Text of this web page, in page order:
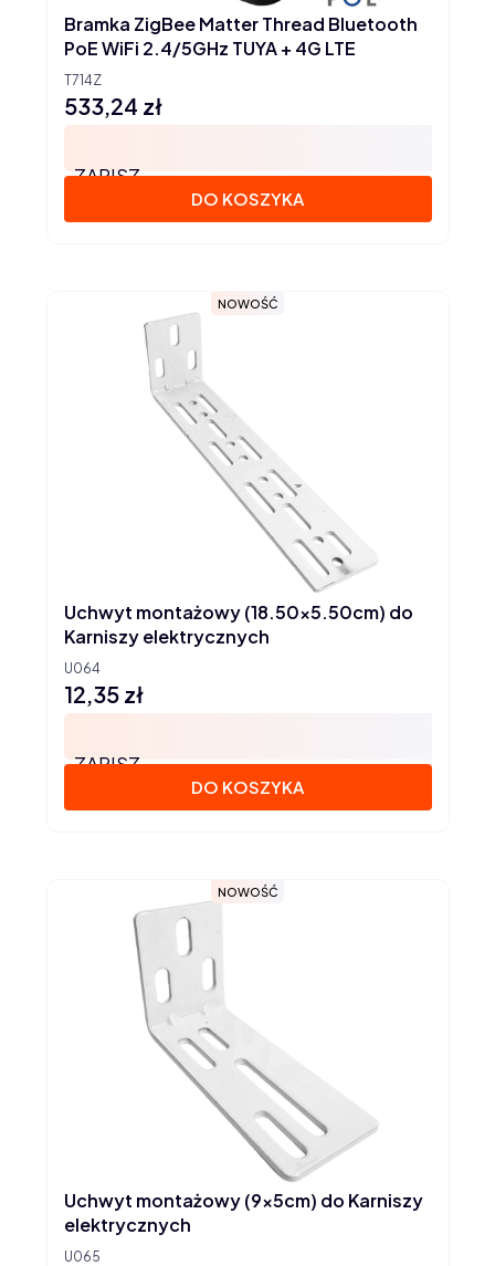
T714Z
Bramka ZigBee Matter Thread Bluetooth
PoE WiFi 2.4/5GHz TUYA + 4G LTE
Cena
533,24 zł
ZAPISZ
DO KOSZYKA
NOWOŚĆ
U064
Uchwyt montażowy (18.50x5.50cm) do
Karniszy elektrycznych
Cena
12,35 zł
ZAPISZ
DO KOSZYKA
NOWOŚĆ
U065
Uchwyt montażowy (9x5cm) do Karniszy
elektrycznych